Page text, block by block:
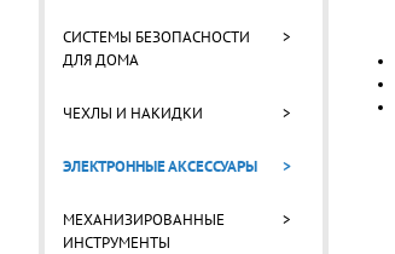
СИСТЕМЫ БЕЗОПАСНОСТИ
ДЛЯ ДОМА
>
ЧЕХЛЫ И НАКИДКИ >
ЭЛЕКТРОННЫЕ АКСЕССУАРЫ >
МЕХАНИЗИРОВАННЫЕ
ИНСТРУМЕНТЫ
>